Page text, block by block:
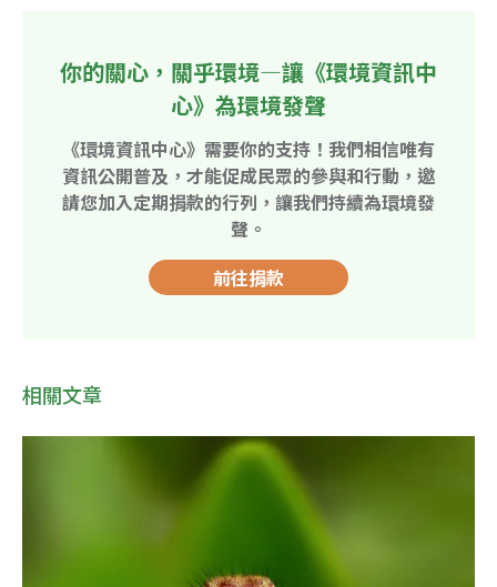
你的關心，關乎環境—讓《環境資訊中
心》為環境發聲
《環境資訊中心》需要你的支持！我們相信唯有
資訊公開普及，才能促成民眾的參與和行動，邀
請您加入定期捐款的行列，讓我們持續為環境發
聲。
前往捐款
相關文章